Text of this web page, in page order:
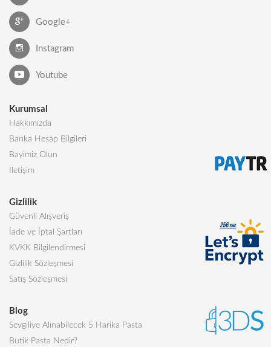
Google+
Instagram
Youtube
Kurumsal
Hakkımızda
Banka Hesap Bilgileri
Bayimiz Olun
İletişim
Gizlilik
Güvenli Alışveriş
İade ve İptal Şartları
KVKK Bilgilendirmesi
Gizlilik Sözleşmesi
Satış Sözleşmesi
Blog
Sevgiliye Alınabilecek 5 Harika Pasta
Butik Pasta Nedir?